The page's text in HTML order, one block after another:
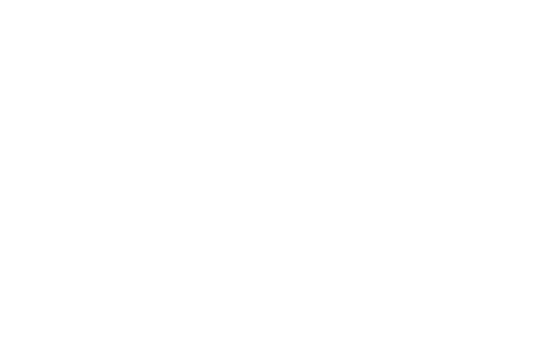
আমরা
করব।
পক্ষ